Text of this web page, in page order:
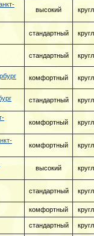
высокий
стандартный
стандартный
комфортный
стандартный
комфортный
комфортный
высокий
стандартный
комфортный
стандартный